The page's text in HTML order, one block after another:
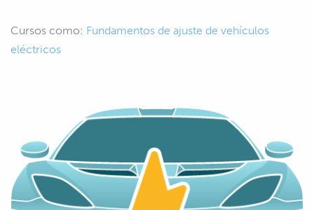
Cursos como: Fundamentos de ajuste de vehículos
eléctricos